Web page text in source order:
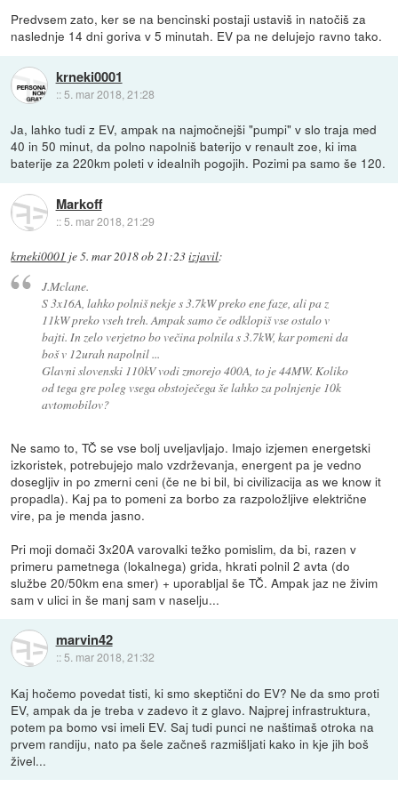
Predvsem zato, ker se na bencinski postaji ustaviš in natočiš za
naslednje 14 dni goriva v 5 minutah. EV pa ne delujejo ravno tako.
krneki0001
:: 5. mar 2018, 21:28
Ja, lahko tudi z EV, ampak na najmočnejši "pumpi" v slo traja med
40 in 50 minut, da polno napolniš baterijo v renault zoe, ki ima
baterije za 220km poleti v idealnih pogojih. Pozimi pa samo še 120.
Markoff
::5. mar 2018, 21:29
krneki0001 je5. mar 2018 ob 21:23izjavil:
J.Mclane.
S 3x16A, lahko polniš nekje s 3.7kW preko ene faze, ali pa z
11kW preko vseh treh. Ampak samo če odklopiš vse ostalo v
bajti. In zelo verjetno bo večina polnila s 3.7kW, kar pomeni da
boš v 12urah napolnil ...
Glavni slovenski 110kV vodi zmorejo 400A, to je 44MW. Koliko
od tega gre poleg vsega obstoječega še lahko za polnjenje 10k
avtomobilov?
Ne samo to, TČ se vse bolj uveljavljajo. Imajo izjemen energetski
izkoristek, potrebujejo malo vzdrževanja, energent pa je vedno
dosegljiv in po zmerni ceni (če ne bi bil, bi civilizacija as we know it
propadla). Kaj pa to pomeni za borbo za razpoložljive električne
vire, pa je menda jasno.
Pri moji domači 3x20A varovalki težko pomislim, da bi, razen v
primeru pametnega (lokalnega) grida, hkrati polnil 2 avta (do
službe 20/50km ena smer) + uporabljal še TČ. Ampak jaz ne živim
sam v ulici in še manj sam v naselju...
marvin42
:: 5. mar 2018, 21:32
Kaj hočemo povedat tisti, ki smo skeptični do EV? Ne da smo proti
EV, ampak da je treba v zadevo it z glavo. Najprej infrastruktura,
potem pa bomo vsi imeli EV. Saj tudi punci ne naštimaš otroka na
prvem randiju, nato pa šele začneš razmišljati kako in kje jih boš
živel...